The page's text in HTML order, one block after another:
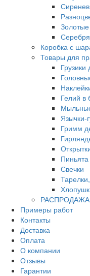
Золотые
Коробка с
Товары для
Гелий в
Язычки-
Гримм
Пиньята
Свечки
РАСПРОДАЖА
Примеры работ
Контакты
Доставка
Оплата
О компании
Отзывы
Гарантии